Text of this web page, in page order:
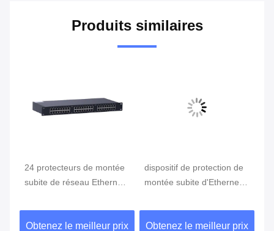
Produits similaires
24 protecteurs de montée
subite de réseau Ethernet
des ports 10/100/1000M
PoE
Obtenez le meilleur prix
dispositif de protection de
montée subite d'Ethernet
de 10/100/1000M PoE
Obtenez le meilleur prix